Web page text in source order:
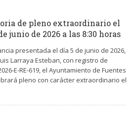
de pleno extraordinario el
junio de 2026 a las 8:30 horas
presentada el día 5 de junio de 2026,
Larraya Esteban, con registro de
E-RE-619, el Ayuntamiento de Fuentes
pleno con carácter extraordinario el